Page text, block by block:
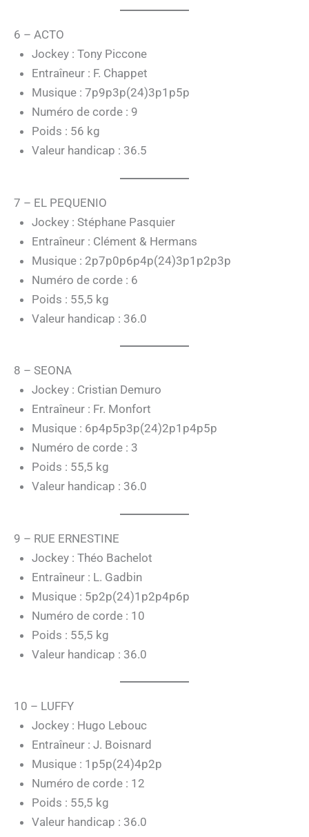
6 – ACTO
Jockey : Tony Piccone
Entraîneur : F. Chappet
Musique : 7p9p3p(24)3p1p5p
Numéro de corde : 9
Poids : 56 kg
Valeur handicap : 36.5
7 – EL PEQUENIO
Jockey : Stéphane Pasquier
Entraîneur : Clément & Hermans
Musique : 2p7p0p6p4p(24)3p1p2p3p
Numéro de corde : 6
Poids : 55,5 kg
Valeur handicap : 36.0
8 – SEONA
Jockey : Cristian Demuro
Entraîneur : Fr. Monfort
Musique : 6p4p5p3p(24)2p1p4p5p
Numéro de corde : 3
Poids : 55,5 kg
Valeur handicap : 36.0
9 – RUE ERNESTINE
Jockey : Théo Bachelot
Entraîneur : L. Gadbin
Musique : 5p2p(24)1p2p4p6p
Numéro de corde : 10
Poids : 55,5 kg
Valeur handicap : 36.0
10 – LUFFY
Jockey : Hugo Lebouc
Entraîneur : J. Boisnard
Musique : 1p5p(24)4p2p
Numéro de corde : 12
Poids : 55,5 kg
Valeur handicap : 36.0